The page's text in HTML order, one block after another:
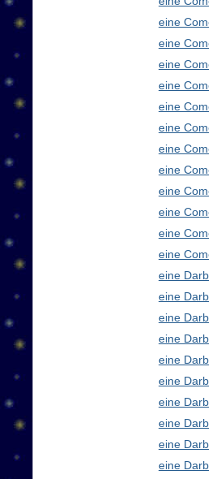
eine
eine
eine
eine
eine
eine
eine
eine
eine
eine
eine
eine
eine
eine
eine
eine
eine
eine
eine
eine
eine
eine